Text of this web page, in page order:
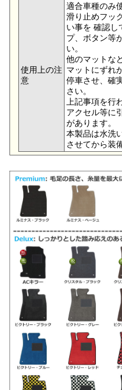
使用上の注
意
適合車種のみ
滑り止めフッ
い事を 確認し
プ、ボタン等
い。
他のマットな
マットにずれ
停車させ、確
さい。
上記事項を行
アクセル等に
があります。
本製品は水洗
させてから装